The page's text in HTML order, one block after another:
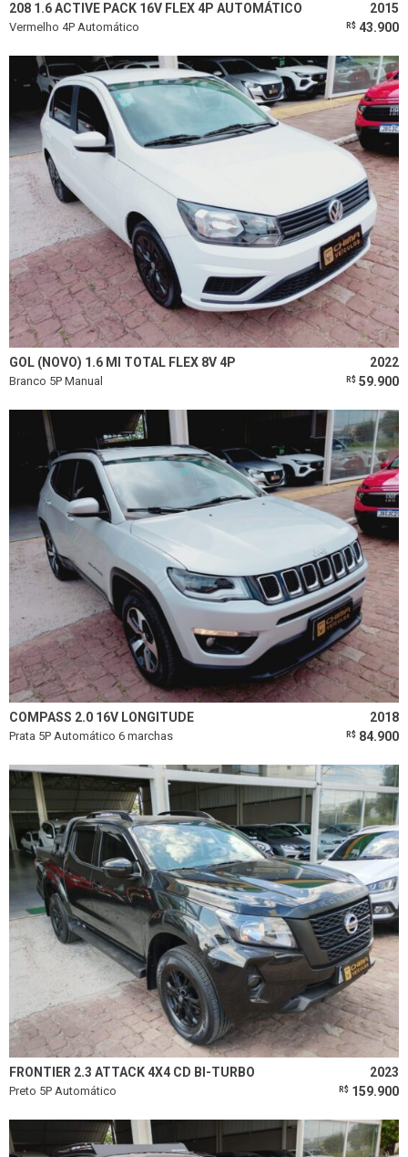
208 1.6 ACTIVE PACK 16V FLEX 4P AUTOMÁTICO 2015
Vermelho 4P Automático R$ 43.900
GOL (NOVO) 1.6 MI TOTAL FLEX 8V 4P 2022
Branco 5P Manual R$ 59.900
COMPASS 2.0 16V LONGITUDE 2018
Prata 5P Automático 6 marchas R$ 84.900
FRONTIER 2.3 ATTACK 4X4 CD BI-TURBO 2023
Preto 5P Automático R$ 159.900